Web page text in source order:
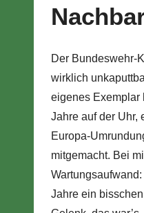
Der Bundeswehr-
wirklich
eigenes Exemplar
Jahre auf der Uhr,
Europa-
mitgemacht. Bei
Jahre ein bisschen